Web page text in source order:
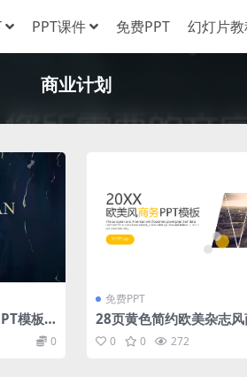
PPT课件 免费PPT 幻灯片
商业计划
模板
0
免费PPT
28页黄色简约欧美杂志风
策划PPT模板
0 0 272